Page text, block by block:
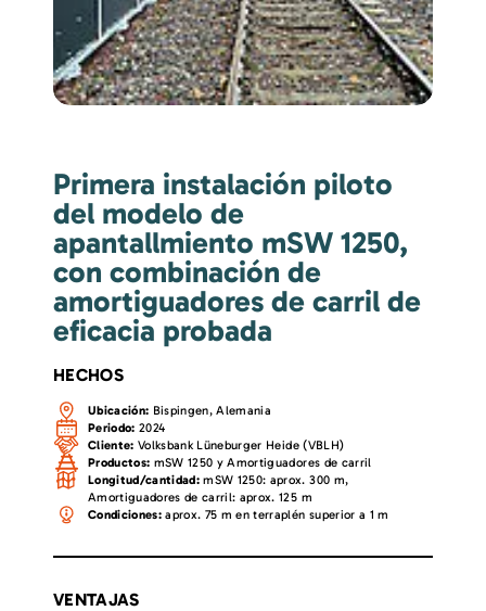
Primera instalación piloto
del modelo de
apantallmiento mSW 1250,
con combinación de
amortiguadores de carril de
eficacia probada
HECHOS
Ubicación: Bispingen, Alemania
Periodo: 2024
Cliente: Volksbank Lüneburger Heide (VBLH)
Productos: mSW 1250 y Amortiguadores de carril
Longitud/cantidad: mSW 1250: aprox. 300 m,
Amortiguadores de carril: aprox. 125 m
Condiciones: aprox. 75 m en terraplén superior a 1 m
VENTAJAS